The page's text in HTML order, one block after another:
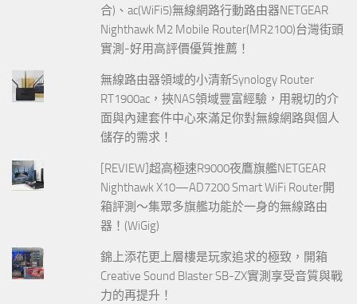
合)、ac(WiFi5)無線網路行動路由器NETGEAR
Nighthawk M2 Mobile Router(MR2100)台灣街頭
實測-好用高評價優質推薦！
無線路由器領域的小清新Synology Router
RT1900ac，挾NAS領域豐富經驗，用親切的介
面與內建套件中心來滿足你對無線網路與個人
儲存的需求！
[REVIEW]超高極速R9000夜鷹旗艦NETGEAR
Nighthawk X10—AD7200 Smart WiFi Router開
箱評測～集眾多旗艦功能於一身的無線路由
器！(WiGig)
錦上添花更上層樓是玩家追求的極致，開箱
Creative Sound Blaster SB-ZX實測享受音質與戰
力的再提升！